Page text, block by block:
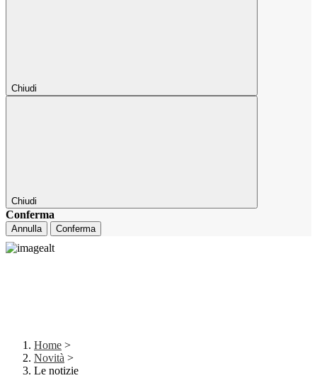
Chiudi
Chiudi
Conferma
Annulla Conferma
Home >
Novità >
Le notizie